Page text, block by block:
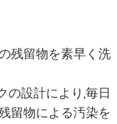
残留物を素早く洗
の設計により,毎日
留物による汚染を